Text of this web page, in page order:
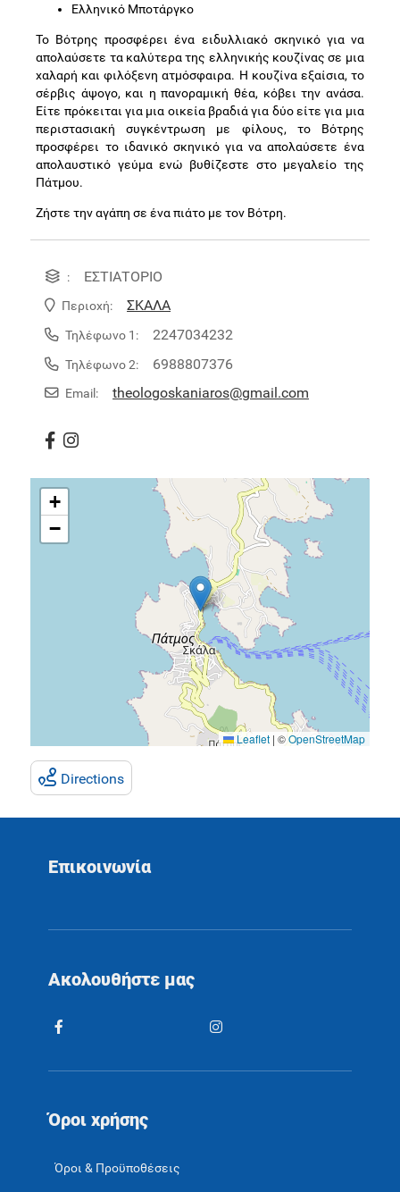
Ελληνικό Μποτάργκο
Το Βότρης προσφέρει ένα ειδυλλιακό σκηνικό για να
απολαύσετε τα καλύτερα της ελληνικής κουζίνας σε μια
χαλαρή και φιλόξενη ατμόσφαιρα. Η κουζίνα εξαίσια, το
σέρβις άψογο, και η πανοραμική θέα, κόβει την ανάσα.
Είτε πρόκειται για μια οικεία βραδιά για δύο είτε για μια
περιστασιακή συγκέντρωση με φίλους, το Βότρης
προσφέρει το ιδανικό σκηνικό για να απολαύσετε ένα
απολαυστικό γεύμα ενώ βυθίζεστε στο μεγαλείο της
Πάτμου.
Ζήστε την αγάπη σε ένα πιάτο με τον Βότρη.
: ΕΣΤΙΑΤΟΡΙΟ
Περιοχή: ΣΚΑΛΑ
Τηλέφωνο 1: 2247034232
Τηλέφωνο 2: 6988807376
Email: theologoskaniaros@gmail.com
+
−
Leaflet | ©OpenStreetMap
Directions
Επικοινωνία
Ακολουθήστε μας
Όροι χρήσης
Όροι & Προϋποθέσεις